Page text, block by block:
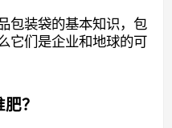
包装袋的基本知识，包
它们是企业和地球的可
？